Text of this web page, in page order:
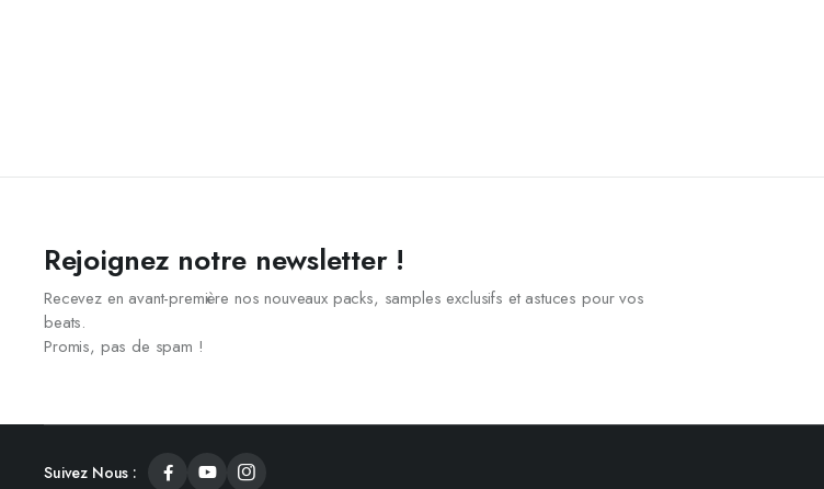
Rejoignez notre newsletter !
Recevez en avant-première nos nouveaux packs, samples exclusifs et astuces pour vos
beats.
Promis, pas de spam !
Suivez Nous :